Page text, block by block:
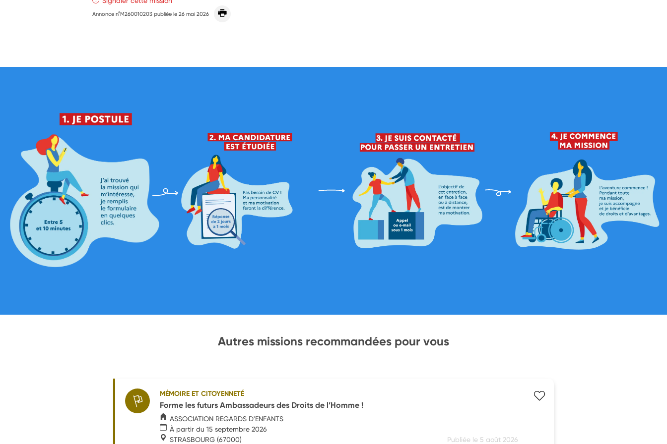
Annonce n°M260010203 publiée le26 mai 2026
Autres missions recommandées pour vous
MÉMOIRE ET CITOYENNETÉ
Forme les futurs Ambassadeurs des Droits de l’Homme !
ASSOCIATION REGARDS D'ENFANTS
À partir du 15 septembre 2026
STRASBOURG (67000) Publiée le 5 août 2026